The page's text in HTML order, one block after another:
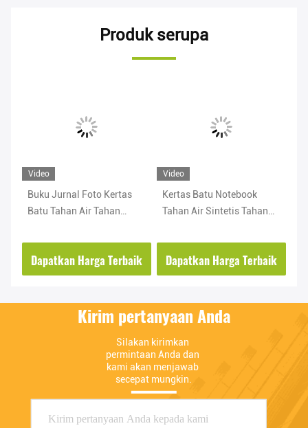
Produk serupa
Video
Buku Jurnal Foto Kertas
Batu Tahan Air Tahan
Dapatkan Harga Terbaik
Video
Kertas Batu Notebook
Tahan Air Sintetis Tahan
Dapatkan Harga Terbaik
Kirim pertanyaan Anda
Silakan kirimkan
permintaan Anda dan
kami akan menjawab
secepat mungkin.